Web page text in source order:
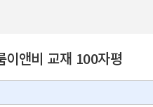
이앤비 교재 100자평